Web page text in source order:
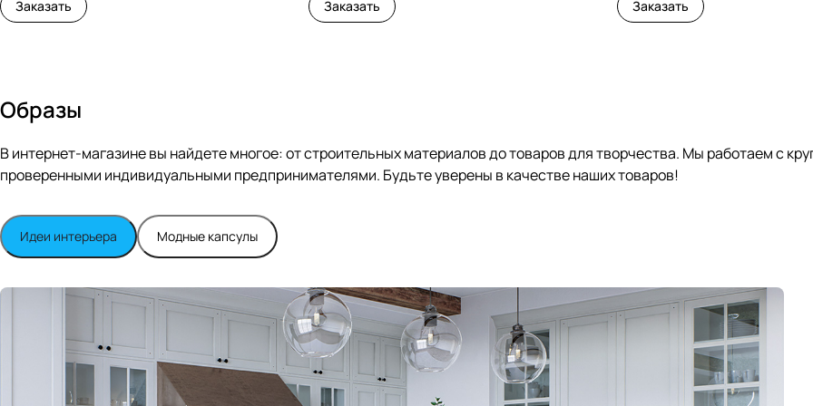
Заказать Заказать Заказать
Образы
В интернет-магазине вы найдете многое: от строительных материалов до товаров для творчества. Мы работаем с
проверенными индивидуальными предпринимателями. Будьте уверены в качестве наших товаров!
Идеи интерьера Модные капсулы